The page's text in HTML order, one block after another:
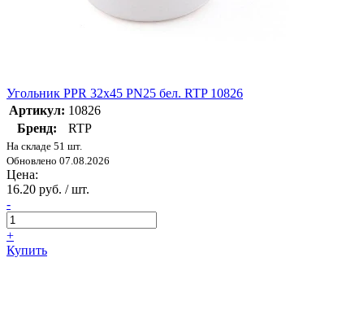
Угольник PPR 32х45 PN25 бел. RTP 10826
Артикул: 10826
Бренд:
RTP
На складе 51 шт.
Обновлено 07.08.2026
Цена:
16.20 руб. / шт.
-
+
Купить